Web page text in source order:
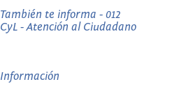
También te informa - 012
CyL - Atención al Ciudadano
Información